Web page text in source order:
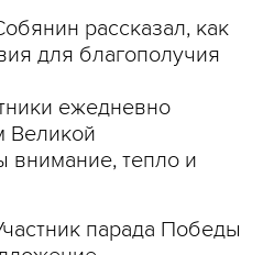
рассказал, как
для благополучия
ежедневно
Великой
внимание, тепло и
парада Победы